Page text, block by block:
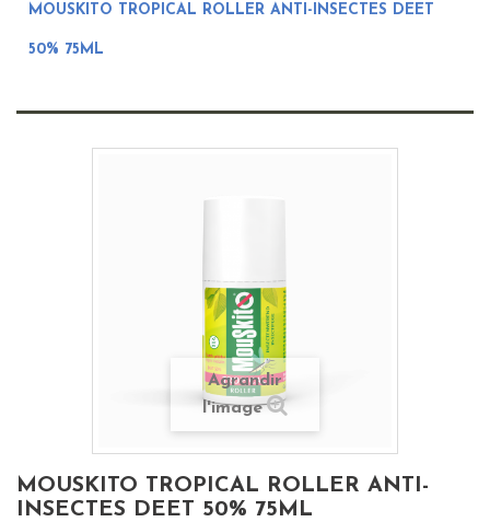
MOUSKITO TROPICAL ROLLER ANTI-INSECTES DEET
50% 75ML
Agrandir
l'image
MOUSKITO TROPICAL ROLLER ANTI-
INSECTES DEET 50% 75ML